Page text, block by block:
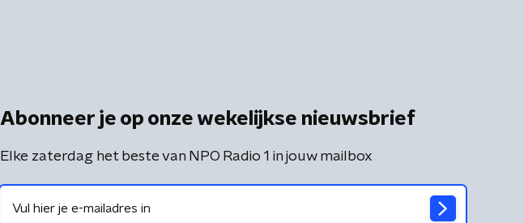
Abonneer je op onze wekelijkse nieuwsbrief
Elke zaterdag het beste van NPO Radio 1 in jouw mailbox